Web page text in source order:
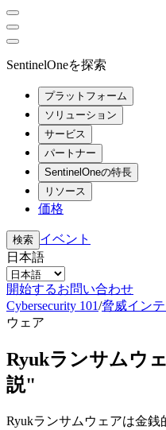
SentinelOneを探索
プラットフォーム
ソリューション
サービス
パートナー
SentinelOneの特長
リソース
価格
検索 イベント
日本語
開始するお問い合わせ
Cybersecurity 101/脅威イン
ウェア
Ryukランサムウ
説"
Ryukランサムウェアは金